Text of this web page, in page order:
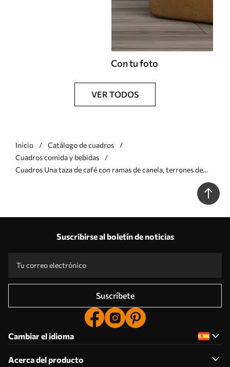
Con tu foto
VER TODOS
Inicio
Catálogo de cuadros
Cuadros comida y bebidas
Cuadros Una taza de café con ramas de canela, terrones de
azúcar y malvaviscos dispuestos en una cuadrícula de tres en
Suscribirse al boletín de noticias
Suscríbete
Cambiar el idioma
Acerca del producto